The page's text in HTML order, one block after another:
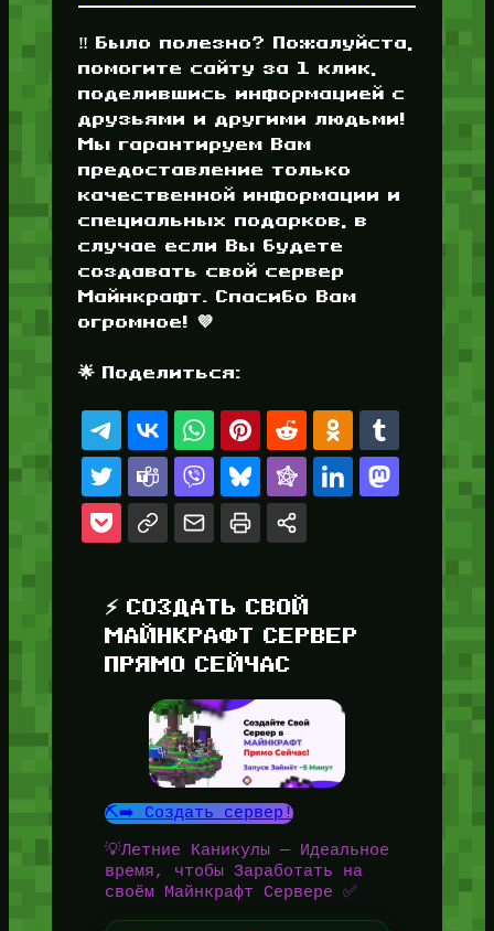
‼️ Было полезно? Пожалуйста,
помогите сайту за 1 клик,
поделившись информацией с
друзьями и другими людьми!
Мы гарантируем Вам
предоставление только
качественной информации и
специальных подарков, в
случае если Вы будете
создавать свой сервер
Майнкрафт. Спасибо Вам
огромное! 💜
🌟 Поделиться:
⚡ СОЗДАТЬ СВОЙ
МАЙНКРАФТ СЕРВЕР
ПРЯМО СЕЙЧАС
⛏️➡️ Создать сервер!
💡Летние Каникулы — Идеальное
время, чтобы Заработать на
своём Майнкрафт Сервере ✅